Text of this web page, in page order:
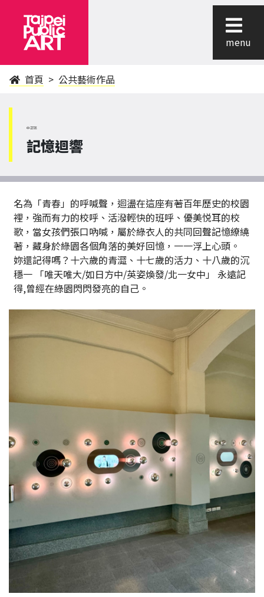
menu
首頁 公共藝術作品
中正區
記憶迴響
名為「青春」的呼喊聲，迴盪在這座有著百年歷史的校園
裡，強而有力的校呼、活潑輕快的班呼、優美悦耳的校
歌，當女孩們張口吶喊，屬於綠衣人的共同回聲記憶繚繞
著，藏身於綠園各個角落的美好回憶，一一浮上心頭。
妳還記得嗎？十六歲的青澀、十七歲的活力、十八歲的沉
穩一 「唯天唯大/如日方中/英姿煥發/北一女中」 永遠記
得,曾經在綠園閃閃發亮的自己。